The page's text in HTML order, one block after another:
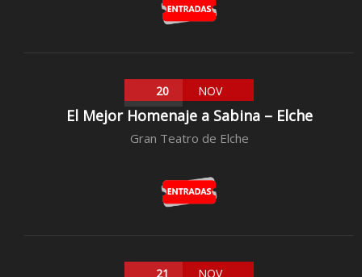
20 NOV
El Mejor Homenaje a Sabina – Elche
Gran Teatro de Elche
21 NOV